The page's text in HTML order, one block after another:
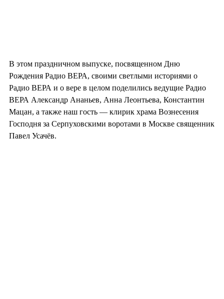
В этом праздничном выпуске, посвященном Дню
Рождения Радио ВЕРА, своими светлыми историями о
Радио ВЕРА и о вере в целом поделились ведущие Радио
ВЕРА Александр Ананьев, Анна Леонтьева, Константин
Мацан, а также наш гость — клирик храма Вознесения
Господня за Серпуховскими воротами в Москве священник
Павел Усачёв.